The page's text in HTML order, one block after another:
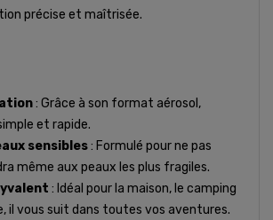
précise et maîtrisée.
: Grâce à son format aérosol,
et rapide.
sensibles: Formulé pour ne pas
même aux peaux les plus fragiles.
: Idéal pour la maison, le camping
il vous suit dans toutes vos aventures.